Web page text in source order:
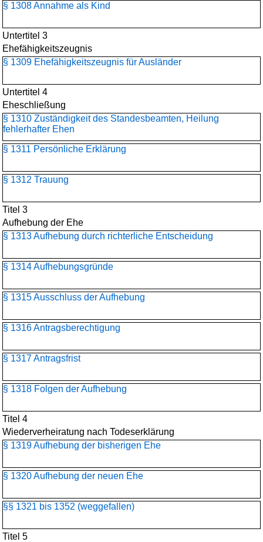
§ 1308 Annahme als Kind
Untertitel 3
Ehefähigkeitszeugnis
§ 1309 Ehefähigkeitszeugnis für Ausländer
Untertitel 4
Eheschließung
§ 1310 Zuständigkeit des Standesbeamten, Heilung
fehlerhafter Ehen
§ 1311 Persönliche Erklärung
§ 1312 Trauung
Titel 3
Aufhebung der Ehe
§ 1313 Aufhebung durch richterliche Entscheidung
§ 1314 Aufhebungsgründe
§ 1315 Ausschluss der Aufhebung
§ 1316 Antragsberechtigung
§ 1317 Antragsfrist
§ 1318 Folgen der Aufhebung
Titel 4
Wiederverheiratung nach Todeserklärung
§ 1319 Aufhebung der bisherigen Ehe
§ 1320 Aufhebung der neuen Ehe
§§ 1321 bis 1352 (weggefallen)
Titel 5